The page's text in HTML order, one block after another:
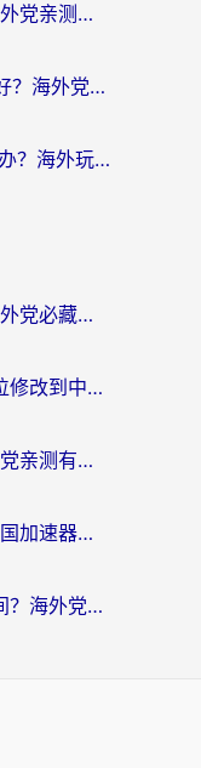
在日本打不开原神怎么办？海外党亲测有效的国服游戏加速指南
在国外用什么加速器打刀塔2好？海外党国服游戏加速避坑指南
在国外玩300英雄延迟高怎么办？海外玩家亲测有效的加速器选择指南
日本怎么打不开建行生活？海外党必藏的回国加速指南（含丹麦国外影音问题破解）
在新西兰用QQ音乐怎么把定位修改到中国国内？海外党听歌追剧的实用指南
优酷怎么解除区域限制？海外党亲测有效的回国加速器选择指南
海外看腾讯视频总卡？选对回国加速器，还能解决英国1号店定位+欧洲杯CCTV5直播问题
QQ国外听歌怎么解除限制时间？海外党亲测有效的回国加速方案